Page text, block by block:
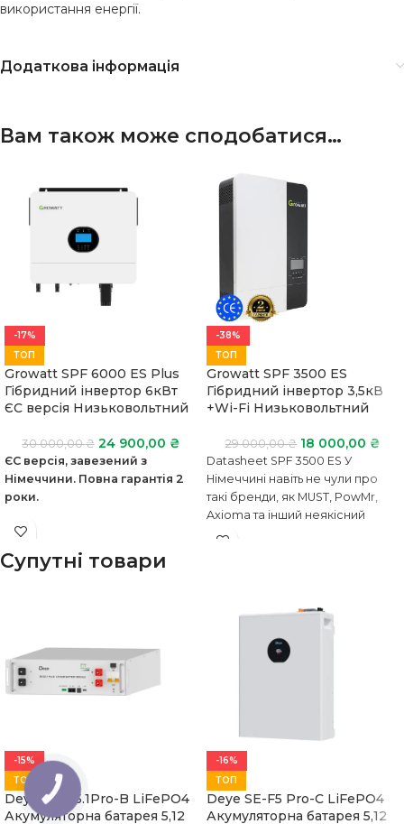
використання енергії.
Додаткова інформація
Вам також може сподобатися…
-17%
ТОП
Growatt SPF 6000 ES Plus
Гібридний інвертор 6кВт
ЄС версія Низьковольтний
30 000,00₴ 24 900,00 ₴
ЄС версія, завезений з
Німеччини. Повна гарантія 2
роки.
-38%
ТОП
Growatt SPF 3500 ES
Гібридний інвертор 3,5кВ
+Wi-Fi Низьковольтний
29 000,00₴ 18 000,00 ₴
Datasheet SPF 3500 ES У
Німеччині навіть не чули про
такі бренди, як MUST, PowMr,
Axioma та інший неякісний
товар
Супутні товари
-15%
ТОП
Deye SE-G5.1Pro-B LiFePO4
Акумуляторна батарея 5,12
-16%
ТОП
Deye SE-F5 Pro-C LiFePO4
Акумуляторна батарея 5,12
КНОПКА
ЗВ'ЯЗКУ